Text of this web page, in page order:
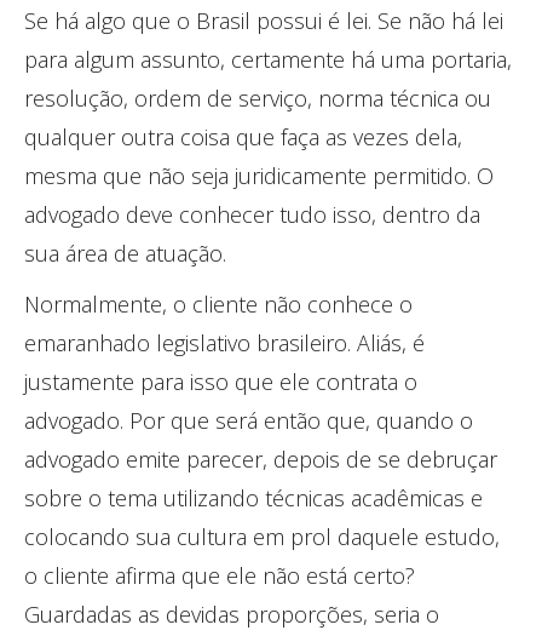
Se há algo que o Brasil possui é lei. Se não há lei
para algum assunto, certamente há uma portaria,
resolução, ordem de serviço, norma técnica ou
qualquer outra coisa que faça as vezes dela,
mesma que não seja juridicamente permitido. O
advogado deve conhecer tudo isso, dentro da
sua área de atuação.
Normalmente, o cliente não conhece o
emaranhado legislativo brasileiro. Aliás, é
justamente para isso que ele contrata o
advogado. Por que será então que, quando o
advogado emite parecer, depois de se debruçar
sobre o tema utilizando técnicas acadêmicas e
colocando sua cultura em prol daquele estudo,
o cliente afirma que ele não está certo?
Guardadas as devidas proporções, seria o